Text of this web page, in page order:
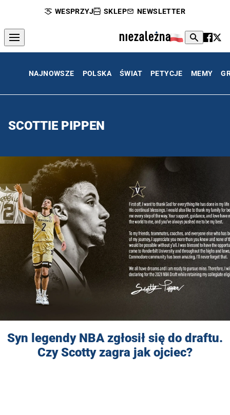
WESPRZYJ SKLEP NEWSLETTER
NAJNOWSZE POLSKA ŚWIAT PETYCJE MEMY
SCOTTIE PIPPEN
Syn legendy NBA zgłosił się do draftu.
Czy Scotty zagra jak ojciec?